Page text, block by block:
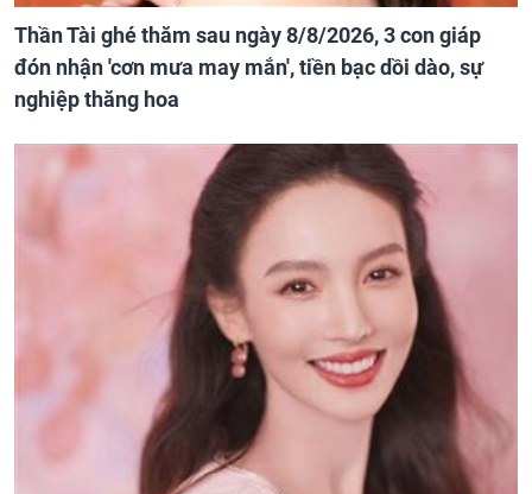
Thần Tài ghé thăm sau ngày 8/8/2026, 3 con giáp
đón nhận 'cơn mưa may mắn', tiền bạc dồi dào, sự
nghiệp thăng hoa